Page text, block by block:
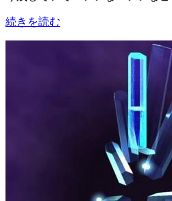
続きを読む